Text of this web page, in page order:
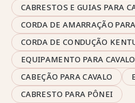
CABRESTOS E GUIAS PARA
CORDA DE AMARRAÇÃO
CORDA DE CONDUÇÃO
EQUIPAMENTO PARA CAVALO
CABEÇÃO PARA CAVALO
CABRESTO PARA PÔNEI